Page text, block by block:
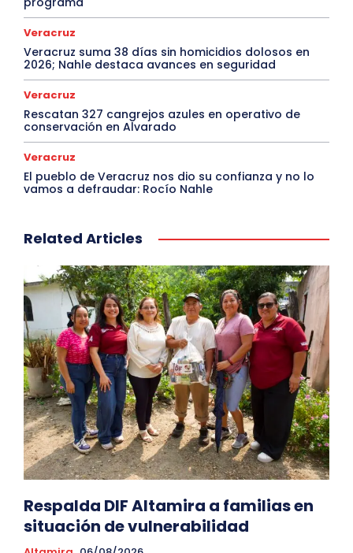
Veracruz
Veracruz suma 38 días sin homicidios dolosos en
2026; Nahle destaca avances en seguridad
Veracruz
Rescatan 327 cangrejos azules en operativo de
conservación en Alvarado
Veracruz
El pueblo de Veracruz nos dio su confianza y no lo
vamos a defraudar: Rocío Nahle
Related Articles
Respalda DIF Altamira a familias en
situación de vulnerabilidad